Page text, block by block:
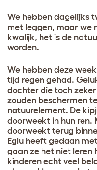
We hebben dagelijks
met leggen, maar we
kwalijk, het is de
worden.
We hebben deze
tijd regen gehad.
dochter die toch
zouden beschermen
natuurelement. De
doorweekt in hun ren.
doorweekt terug
Eglu heeft gedaan
gaan ze het niet leren
kinderen echt veel